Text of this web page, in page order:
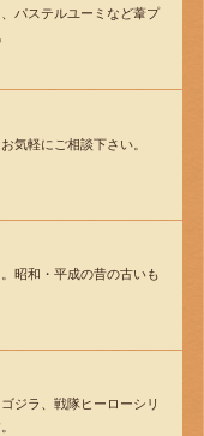
パステルユーミなど葦プ
気軽にご相談下さい。
昭和・平成の昔の古いも
ジラ、戦隊ヒーローシリ